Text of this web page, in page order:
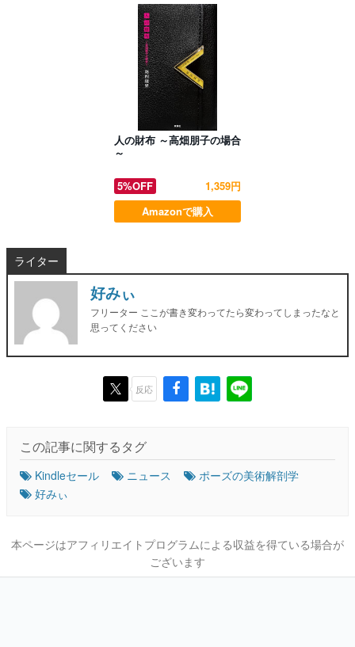
人の財布 ～高畑朋子の場合
～
5%OFF
1,359円
Amazonで購入
ライター
好みぃ
フリーター ここが書き変わってたら変わってしまったなと
思ってください
反応
この記事に関するタグ
Kindleセール ニュース
ポーズの美術解剖学
好みぃ
本ページはアフィリエイトプログラムによる収益を得ている場合が
ございます